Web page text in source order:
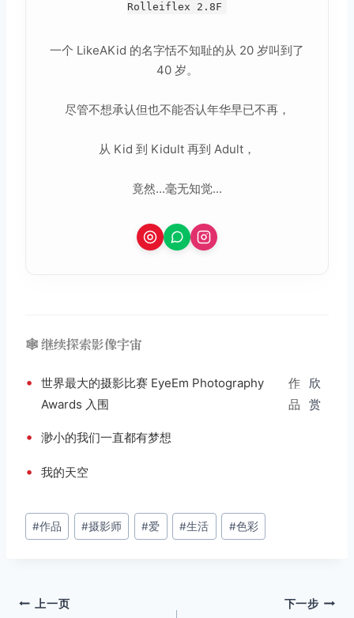
Rolleiflex 2.8F
一个 LikeAKid 的名字恬不知耻的从 20 岁叫到了
40 岁。
尽管不想承认但也不能否认年华早已不再，
从 Kid 到 Kidult 再到 Adult，
竟然...毫无知觉...
🕸️ 继续探索影像宇宙
•
世界最大的摄影比赛 EyeEm Photography
Awards 入围
作
品
欣
赏
• 渺小的我们一直都有梦想
• 我的天空
文
章
#作品 #摄影师 #爱 #生活 #色彩
文上一页 下一步